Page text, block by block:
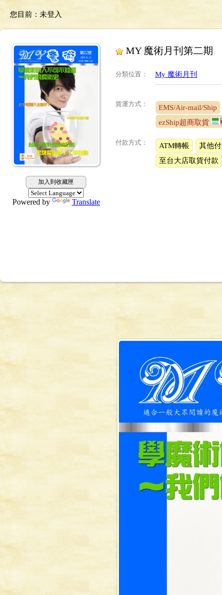
您目前： 未登入
加入到收藏匣
Powered by Translate
MY 魔術月刊第二期
分類位置 ： My 魔術月刊
貨運方式：
EMS/Air-mail/Ship
ezShip超商取貨
付款方式： ATM轉帳
其他
至台大店取貨付款